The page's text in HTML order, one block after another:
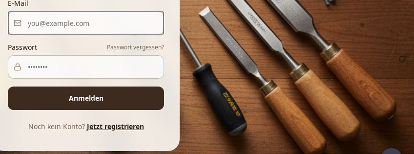
E-Mail
Passwort Passwort vergessen?
Anmelden
Noch kein Konto? Jetzt registrieren